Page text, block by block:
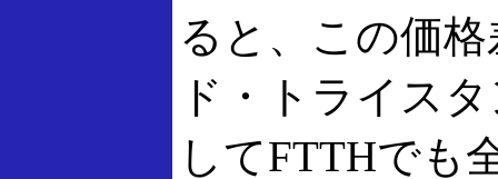
ると、この価
ド・トライス
してFTTHでも